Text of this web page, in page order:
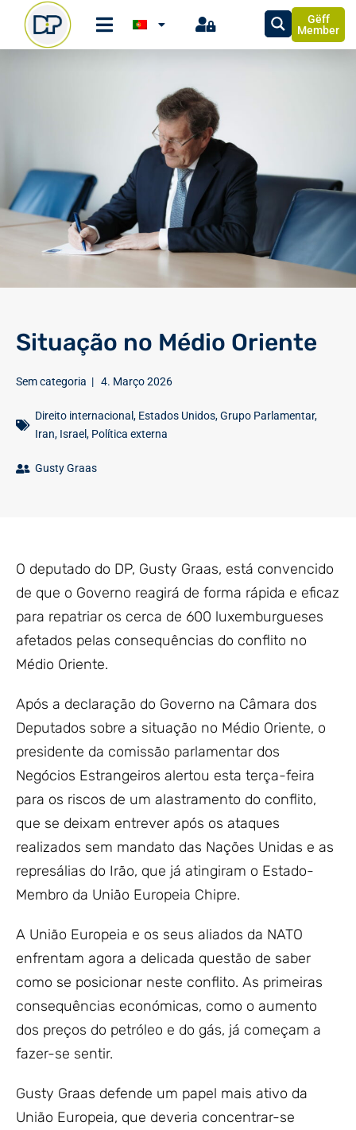
Gëff
Member
Situação no Médio Oriente
Sem categoria | 4. Março 2026
Direito internacional , Estados Unidos,Grupo Parlamentar,
Iran, Israel, Política externa
Gusty Graas
O deputado do DP, Gusty Graas, está convencido
de que o Governo reagirá de forma rápida e eficaz
para repatriar os cerca de 600 luxemburgueses
afetados pelas consequências do conflito no
Médio Oriente.
Após a declaração do Governo na Câmara dos
Deputados sobre a situação no Médio Oriente, o
presidente da comissão parlamentar dos
Negócios Estrangeiros alertou esta terça-feira
para os riscos de um alastramento do conflito,
que se deixam entrever após os ataques
realizados sem mandato das Nações Unidas e as
represálias do Irão, que já atingiram o Estado-
Membro da União Europeia Chipre.
A União Europeia e os seus aliados da NATO
enfrentam agora a delicada questão de saber
como se posicionar neste conflito. As primeiras
consequências económicas, como o aumento
dos preços do petróleo e do gás, já começam a
fazer-se sentir.
Gusty Graas defende um papel mais ativo da
União Europeia, que deveria concentrar-se